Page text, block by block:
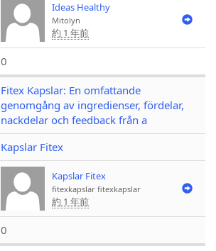
Ideas Healthy
Mitolyn
約 1 年前
0
Fitex Kapslar: En omfattande
genomgång av ingredienser, fördelar,
nackdelar och feedback från a
Kapslar Fitex
Kapslar Fitex
fitexkapslar fitexkapslar
約 1 年前
0